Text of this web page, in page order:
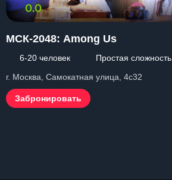
0.0
МСК-2048: Among Us
6-20 человек
Простая сложность
г. Москва, Самокатная улица, 4с32
Забронировать